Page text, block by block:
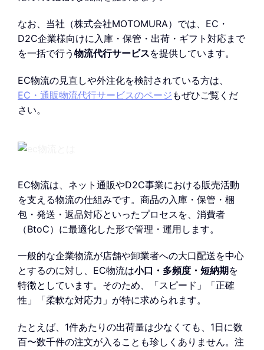
なお、当社（株式会社MOTOMURA）では、EC・
D2C企業様向けに入庫・保管・出荷・ギフト対応まで
を一括で行う 物流代行サービスを提供しています。
EC物流の見直しや外注化を検討されている方は、
EC・通販物流代行サービスのページ もぜひご覧くだ
さい。
EC物流は、ネット通販やD2C事業における販売活動
を支える物流の仕組みです。商品の入庫・保管・梱
包・発送・返品対応といったプロセスを、消費者
（BtoC）に最適化した形で管理・運用します。
一般的な企業物流が店舗や卸業者への大口配送を中心
とするのに対し、EC物流は小口・多頻度・短納期を
特徴としています。そのため、「スピード」「正確
性」「柔軟な対応力」が特に求められます。
たとえば、1件あたりの出荷量は少なくても、1日に数
百〜数千件の注文が入ることも珍しくありません。注